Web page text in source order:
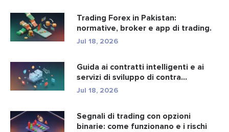
Trading Forex in Pakistan:
normative, broker e app di trading.
Jul 18, 2026
Guida ai contratti intelligenti e ai
servizi di sviluppo di contra...
Jul 18, 2026
Segnali di trading con opzioni
binarie: come funzionano e i rischi